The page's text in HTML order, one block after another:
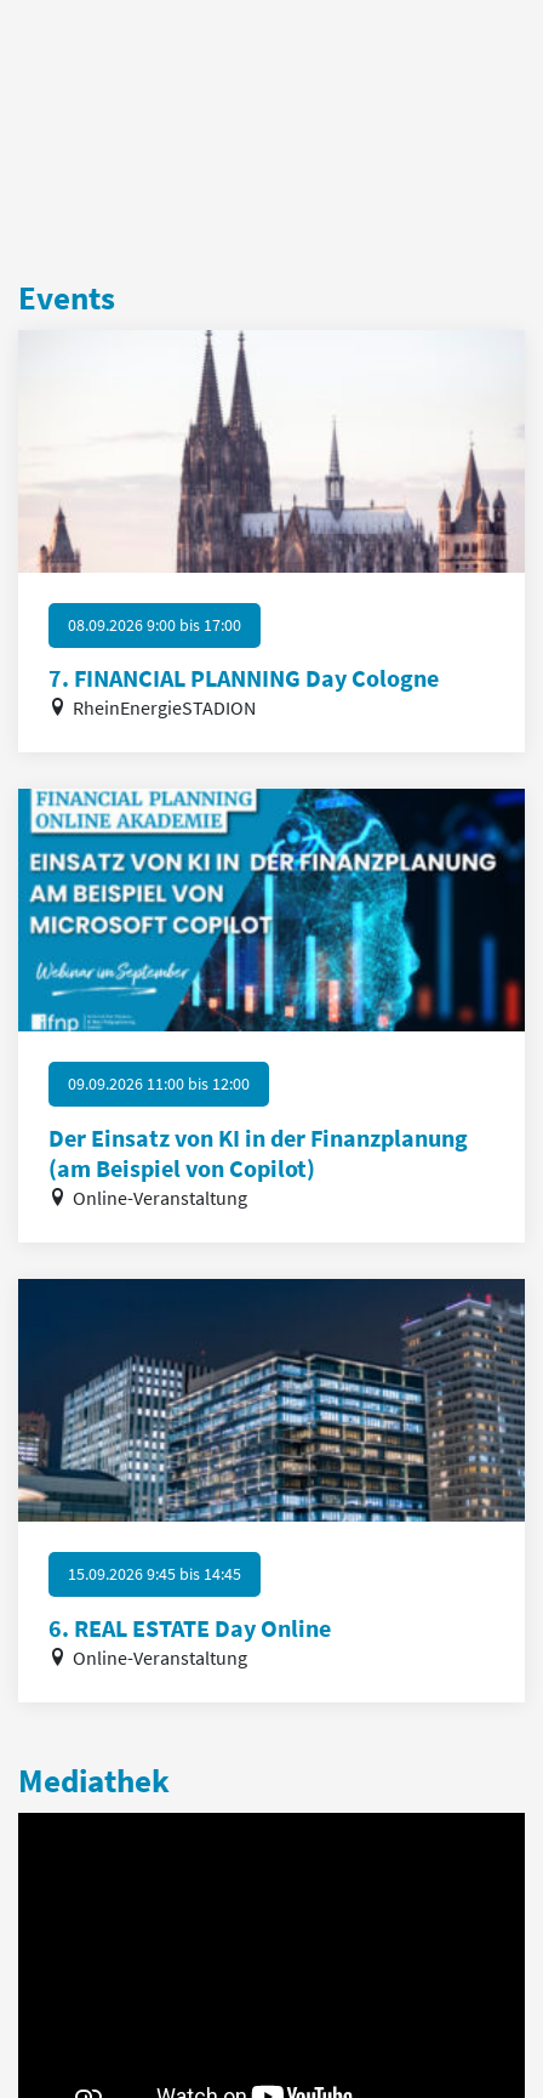
Events
08.09.2026 9:00 bis 17:00
7. FINANCIAL PLANNING Day Cologne
RheinEnergieSTADION
09.09.2026 11:00 bis 12:00
Der Einsatz von KI in der Finanzplanung
(am Beispiel von Copilot)
Online-Veranstaltung
15.09.2026 9:45 bis 14:45
6. REAL ESTATE Day Online
Online-Veranstaltung
Mediathek